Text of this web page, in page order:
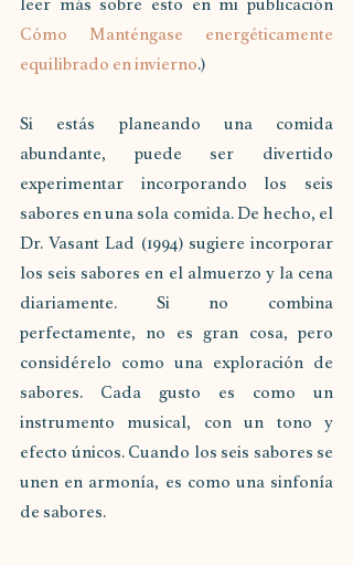
Cómo Manténgase energéticamente
equilibrado en invierno.)
Si estás planeando una comida
abundante, puede ser divertido
experimentar incorporando los seis
sabores en una sola comida. De hecho, el
Dr. Vasant Lad (1994) sugiere incorporar
los seis sabores en el almuerzo y la cena
diariamente. Si no combina
perfectamente, no es gran cosa, pero
considérelo como una exploración de
sabores. Cada gusto es como un
instrumento musical, con un tono y
efecto únicos. Cuando los seis sabores se
unen en armonía, es como una sinfonía
de sabores.